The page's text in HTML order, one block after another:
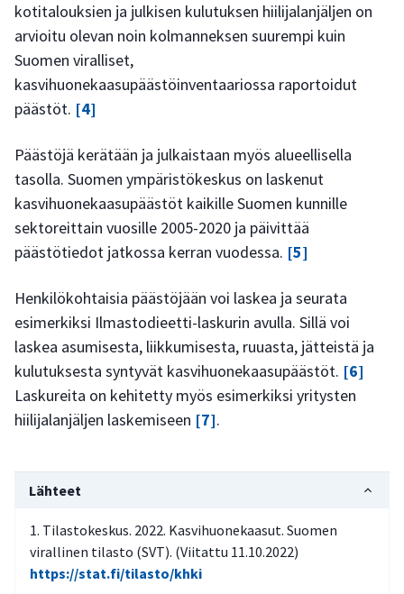
kotitalouksien ja julkisen kulutuksen hiilijalanjäljen on
arvioitu olevan noin kolmanneksen suurempi kuin
Suomen viralliset,
kasvihuonekaasupäästöinventaariossa raportoidut
päästöt. [4]
Päästöjä kerätään ja julkaistaan myös alueellisella
tasolla. Suomen ympäristökeskus on laskenut
kasvihuonekaasupäästöt kaikille Suomen kunnille
sektoreittain vuosille 2005-2020 ja päivittää
päästötiedot jatkossa kerran vuodessa. [5]
Henkilökohtaisia päästöjään voi laskea ja seurata
esimerkiksi Ilmastodieetti-laskurin avulla. Sillä voi
laskea asumisesta, liikkumisesta, ruuasta, jätteistä ja
kulutuksesta syntyvät kasvihuonekaasupäästöt. [6]
Laskureita on kehitetty myös esimerkiksi yritysten
hiilijalanjäljen laskemiseen [7].
Lähteet
Tilastokeskus. 2022. Kasvihuonekaasut. Suomen
virallinen tilasto (SVT). (Viitattu 11.10.2022)
https://stat.fi/tilasto/khki